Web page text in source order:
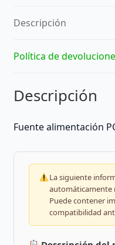
Descripción
Política de
Descripción
Fuente alimentación
La siguiente
automáticamente
Puede contener
compatibilidad